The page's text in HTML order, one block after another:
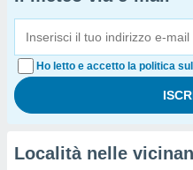
Ho letto e accetto la politica
Località nelle